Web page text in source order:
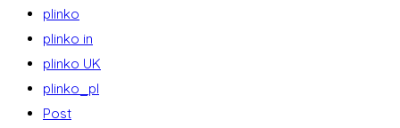
plinko
plinko in
plinko UK
plinko_pl
Post